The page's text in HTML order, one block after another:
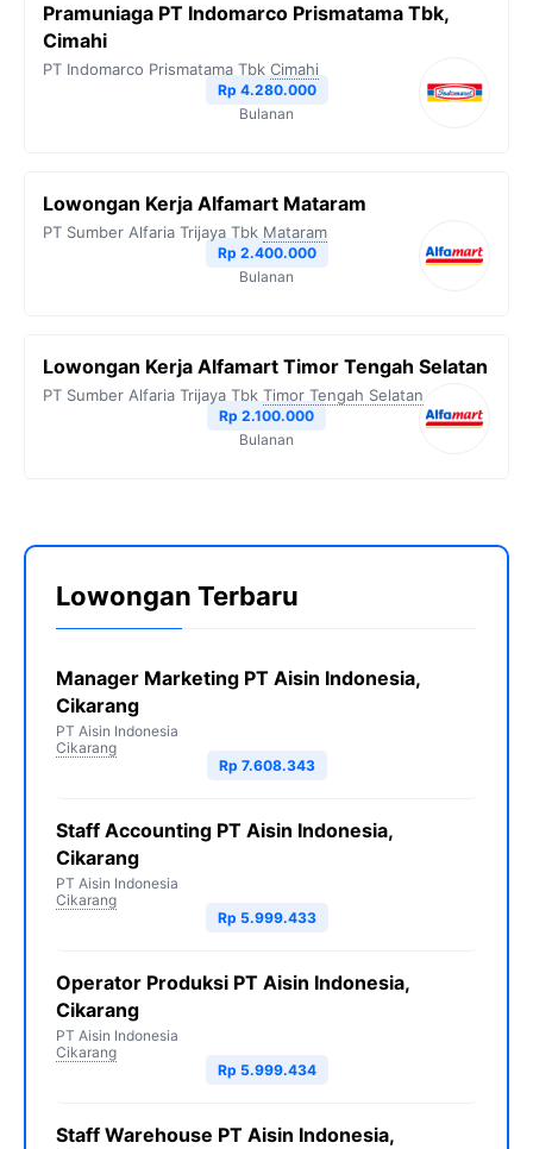
Pramuniaga PT Indomarco Prismatama Tbk,
Cimahi
PT Indomarco Prismatama Tbk Cimahi
Rp 4.280.000
Bulanan
Lowongan Kerja Alfamart Mataram
PT Sumber Alfaria Trijaya Tbk Mataram
Rp 2.400.000
Bulanan
Lowongan Kerja Alfamart Timor Tengah Selatan
PT Sumber Alfaria Trijaya Tbk Timor Tengah Selatan
Rp 2.100.000
Bulanan
Lowongan Terbaru
Manager Marketing PT Aisin Indonesia,
Cikarang
PT Aisin Indonesia
Cikarang
Rp 7.608.343
Staff Accounting PT Aisin Indonesia,
Cikarang
PT Aisin Indonesia
Cikarang
Rp 5.999.433
Operator Produksi PT Aisin Indonesia,
Cikarang
PT Aisin Indonesia
Cikarang
Rp 5.999.434
Staff Warehouse PT Aisin Indonesia,